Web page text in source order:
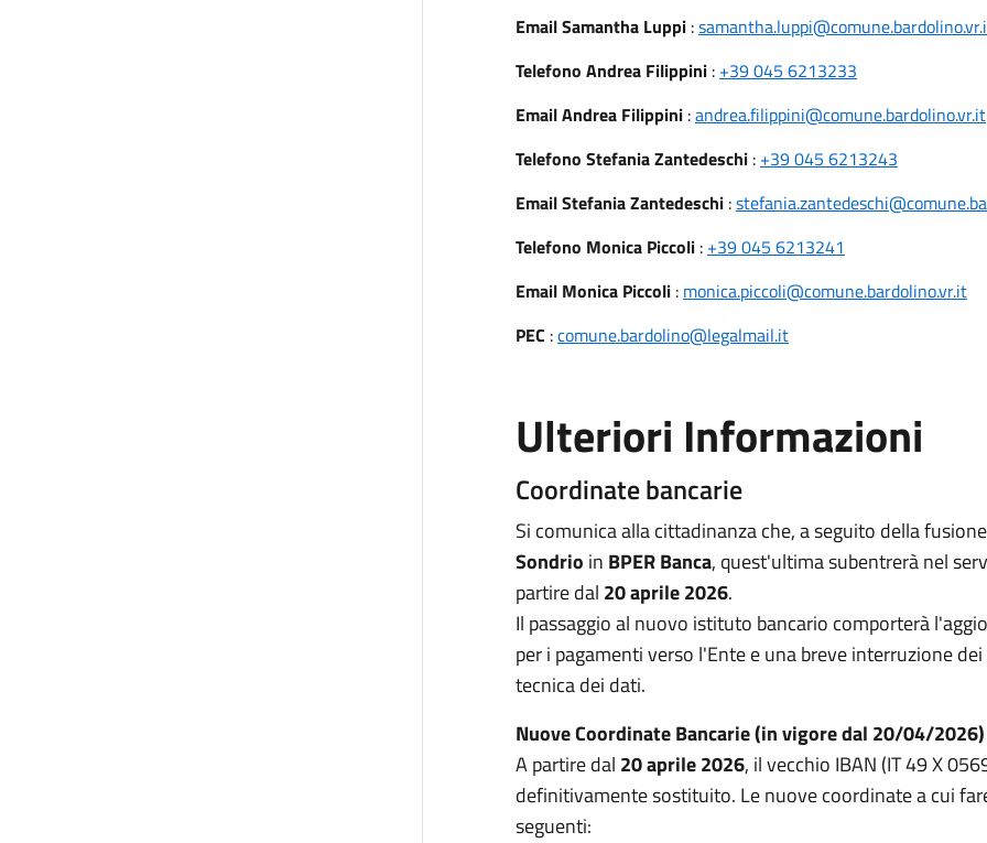
Email Samantha Luppi:
Telefono Andrea Filippini: +39 045 6213233
Email Andrea Filippini:andrea.filippini@comune.bardolino.vr.it
Telefono Stefania Zantedeschi: +39 045 6213243
Email Stefania Zantedeschi:
Telefono Monica Piccoli: +39 045 6213241
Email Monica Piccoli: monica.piccoli@comune.bardolino.vr.it
PEC :comune.bardolino@legalmail.it
Ulteriori Informazioni
Coordinate bancarie
Si comunica alla cittadinanza che, a seguito della
Sondrio in BPER Banca, quest'ultima subentrerà nel
partire dal 20 aprile 2026.
Il passaggio al nuovo istituto bancario comporterà
per i pagamenti verso l'Ente e una breve interruzione
tecnica dei dati.
Nuove Coordinate Bancarie (in vigore dal 20/04/2026)
A partire dal 20 aprile 2026, il vecchio IBAN (IT 49 X
definitivamente sostituito. Le nuove coordinate a cui
seguenti: